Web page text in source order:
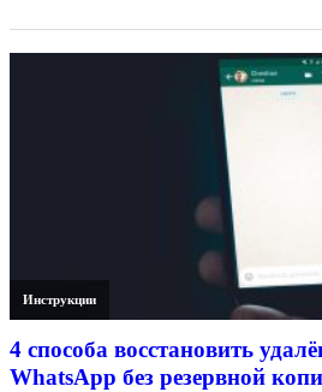
Инструкции
4 способа восстановить
WhatsApp без резервной